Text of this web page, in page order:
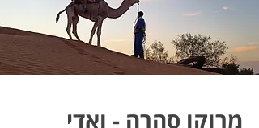
מרוקו סהרה - ואדי